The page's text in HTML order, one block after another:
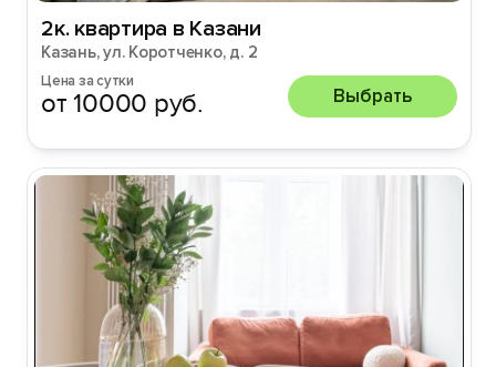
2к. квартира в Казани
Казань, ул. Коротченко, д. 2
Цена за сутки
от 10000 руб. Выбрать